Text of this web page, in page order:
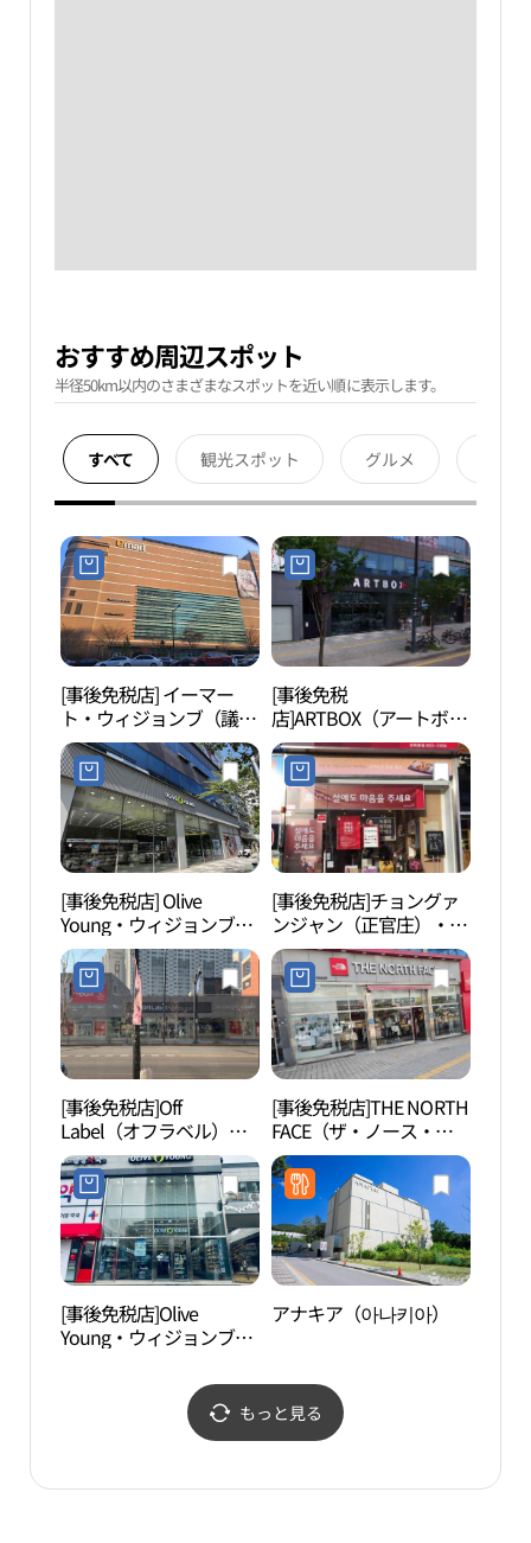
おすすめ周辺スポット
半径50km以内のさまざまなスポットを近い順に表示します。
すべて 観光スポット グルメ
[事後免税店] イーマー
ト・ウィジョンブ（議政
府）店(이마트 의정부점)
[事後免税
店]ARTBOX（アートボッ
クス）・ウィジョンブミ
ンラク（議政府民楽）店
(아트박스 의정부민락점)
[事後免税店] Olive
Young・ウィジョンブミ
ンラク（議政府民楽）店
(올리브영 의정부민락점)
[事後免税店]チョングァ
ンジャン（正官庄）・ミ
ンラク（民楽）本店(정
관장 민락본점)
[事後免税店]Off
Label（オフラベル）・
ウィジョンブ（議政府）
店(오프라벨 의정부점)
[事後免税店]THE NORTH
FACE（ザ・ノース・フ
ェイス）・ウィジョンブ
（議政府）店(노스페이
스 의정부점)
[事後免税店]Olive
Young・ウィジョンブ
店(올리브영 의정부엘스
アナキア（아나키아）
もっと見る